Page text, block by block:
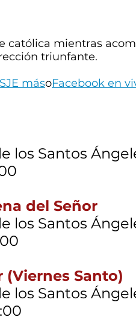
católica mientras
triunfante.
SJE másoFacebook en
los Santos
del Señor
los Santos
(Viernes Santo)
los Santos